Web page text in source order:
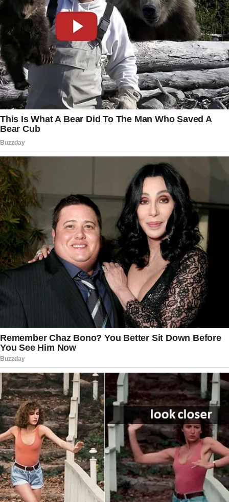
brasileiras. O tema continua acompanhando
investigações conduzidas por diferentes órgãos
e permanece no centro das discussões políticas
em Brasília. Nos bastidores, integrantes do
mercado financeiro, parlamentares e membros
do Judiciário acompanham atentamente os
próximos movimentos relacionados ao caso, que
pode gerar novos desdobramentos nas próximas
político e institucional do país.